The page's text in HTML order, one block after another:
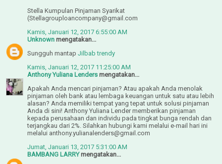
Stella Kumpulan Pinjaman Syarikat
(Stellagrouploancompany@gmail.com
Kamis, Januari 12, 2017 6:55:00 AM
Unknown mengatakan...
Sungguh mantap Jilbab trendy
Kamis, Januari 12, 2017 11:25:00 AM
Anthony Yuliana Lenders mengatakan...
Apakah Anda mencari pinjaman? Atau apakah Anda menolak
pinjaman oleh bank atau lembaga keuangan untuk satu atau lebih
alasan? Anda memiliki tempat yang tepat untuk solusi pinjaman
Anda di sini! Anthony Yuliana Lender memberikan pinjaman
kepada perusahaan dan individu pada tingkat bunga rendah dan
terjangkau dari 2%. Silahkan hubungi kami melalui e-mail hari ini
melalui anthony.yulianalenders@gmail.com
Jumat, Januari 13, 2017 5:31:00 AM
BAMBANG LARRYmengatakan...